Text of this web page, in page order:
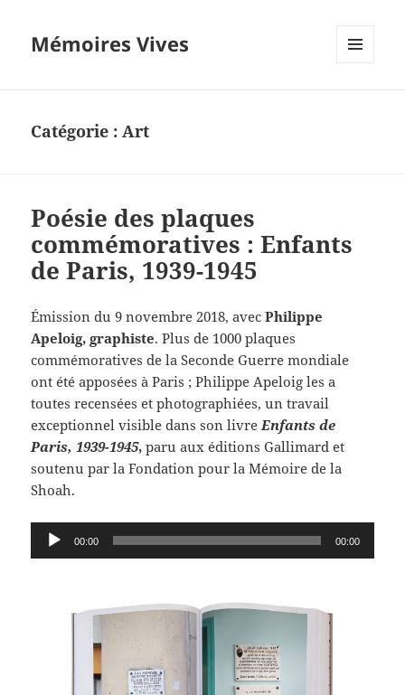
Mémoires Vives
Catégorie :Art
Poésie des plaques
commémoratives : Enfants
de Paris, 1939-1945
Émission du 9 novembre 2018, avecPhilippe
Apeloig, graphiste. Plus de 1000 plaques
commémoratives de la Seconde Guerre mondiale
ont été apposées à Paris ; Philippe Apeloig les a
toutes recensées et photographiées, un travail
exceptionnel visible dans son livreEnfants de
Paris, 1939-1945,paru aux éditions Gallimard et
soutenu par la Fondation pour la Mémoire de la
Shoah.
Lecteur
audio
00:00 00:00